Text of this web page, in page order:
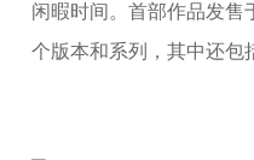
闲暇时间。首部作品发售
个版本和系列，其中还包